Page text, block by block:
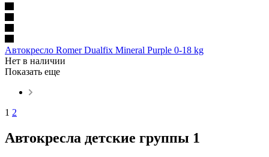
Автокресло Romer Dualfix Mineral Purple 0-18 kg
Нет в наличии
Показать еще
1 2
Автокресла детские группы 1